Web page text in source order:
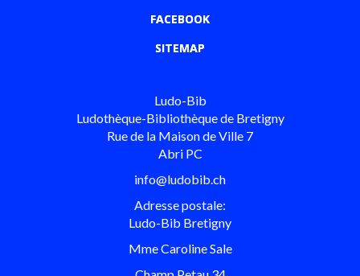
FACEBOOK
SITEMAP
Ludo-Bib
Ludothèque-Bibliothèque de Bretigny
Rue de la Maison de Ville 7
Abri PC
info@ludobib.ch
Adresse postale:
Ludo-Bib Bretigny
Mme Caroline Sale